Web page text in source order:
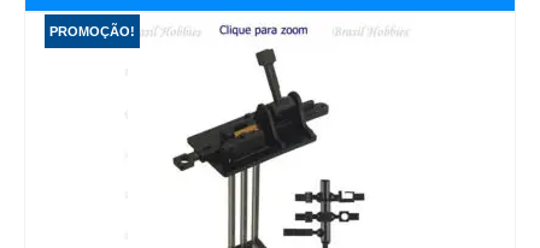
PROMOÇÃO!